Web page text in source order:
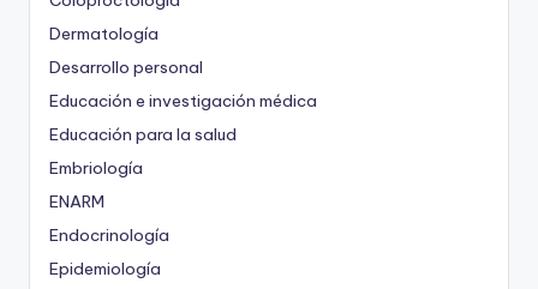
Dermatología
Desarrollo personal
Educación e investigación médica
Educación para la salud
Embriología
ENARM
Endocrinología
Epidemiología